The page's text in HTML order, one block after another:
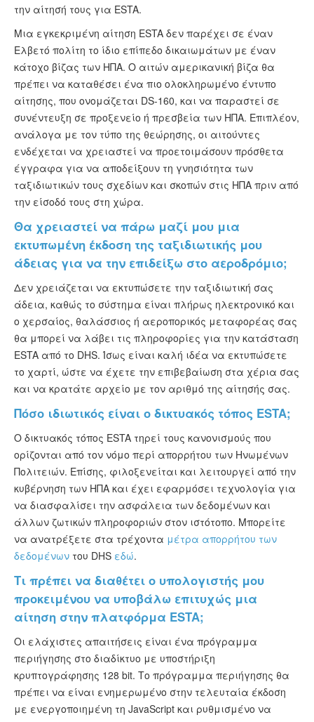
την αίτησή τους για ESTA.
Μια εγκεκριμένη αίτηση ESTA δεν παρέχει σε έναν
Ελβετό πολίτη το ίδιο επίπεδο δικαιωμάτων με έναν
κάτοχο βίζας των ΗΠΑ. Ο αιτών αμερικανική βίζα θα
πρέπει να καταθέσει ένα πιο ολοκληρωμένο έντυπο
αίτησης, που ονομάζεται DS-160, και να παραστεί σε
συνέντευξη σε προξενείο ή πρεσβεία των ΗΠΑ. Επιπλέον,
ανάλογα με τον τύπο της θεώρησης, οι αιτούντες
ενδέχεται να χρειαστεί να προετοιμάσουν πρόσθετα
έγγραφα για να αποδείξουν τη γνησιότητα των
ταξιδιωτικών τους σχεδίων και σκοπών στις ΗΠΑ πριν από
την είσοδό τους στη χώρα.
Θα χρειαστεί να πάρω μαζί μου μια
εκτυπωμένη έκδοση της ταξιδιωτικής μου
άδειας για να την επιδείξω στο αεροδρόμιο;
Δεν χρειάζεται να εκτυπώσετε την ταξιδιωτική σας
άδεια, καθώς το σύστημα είναι πλήρως ηλεκτρονικό και
ο χερσαίος, θαλάσσιος ή αεροπορικός μεταφορέας σας
θα μπορεί να λάβει τις πληροφορίες για την κατάσταση
ESTA από το DHS. Ίσως είναι καλή ιδέα να εκτυπώσετε
το χαρτί, ώστε να έχετε την επιβεβαίωση στα χέρια σας
και να κρατάτε αρχείο με τον αριθμό της αίτησής σας.
Πόσο ιδιωτικός είναι ο δικτυακός τόπος ESTA;
Ο δικτυακός τόπος ESTA τηρεί τους κανονισμούς που
ορίζονται από τον νόμο περί απορρήτου των Ηνωμένων
Πολιτειών. Επίσης, φιλοξενείται και λειτουργεί από την
κυβέρνηση των ΗΠΑ και έχει εφαρμόσει τεχνολογία για
να διασφαλίσει την ασφάλεια των δεδομένων και
άλλων ζωτικών πληροφοριών στον ιστότοπο. Μπορείτε
να ανατρέξετε στα τρέχοντα μέτρα απορρήτου των
δεδομένων του DHS εδώ.
Τι πρέπει να διαθέτει ο υπολογιστής μου
προκειμένου να υποβάλω επιτυχώς μια
αίτηση στην πλατφόρμα ESTA;
Οι ελάχιστες απαιτήσεις είναι ένα πρόγραμμα
περιήγησης στο διαδίκτυο με υποστήριξη
κρυπτογράφησης 128 bit. Το πρόγραμμα περιήγησης θα
πρέπει να είναι ενημερωμένο στην τελευταία έκδοση
με ενεργοποιημένη τη JavaScript και ρυθμισμένο να